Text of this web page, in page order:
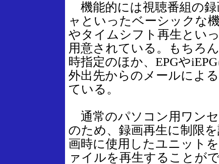
機能的には視聴番組の
ャといったベーシックな
やタイムシフト再生とい
用意されている。もちろ
時指定のほか、EPGや
外出先からのメールによ
ている。
通常のパソコン用ワン
のため、録画再生に制限
画時に使用したユニット
ァイルを再生することが